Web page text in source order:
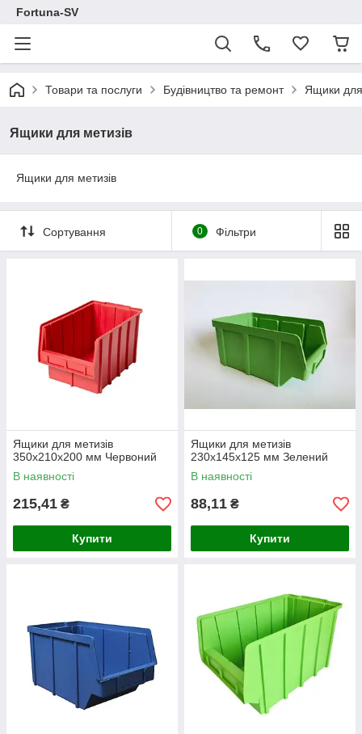
Fortuna-SV
Товари та послуги Будівництво та ремонт Ящики для
Ящики для метизів
Ящики для метизів
Сортування 0 Фільтри
Ящики для метизів
350х210х200 мм Червоний
В наявності
215,41 ₴
Купити
Ящики для метизів
230х145х125 мм Зелений
В наявності
88,11 ₴
Купити